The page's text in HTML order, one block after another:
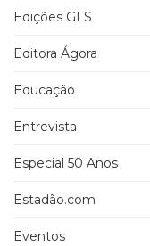
Edições GLS
Editora Ágora
Educação
Entrevista
Especial 50 Anos
Estadão.com
Eventos